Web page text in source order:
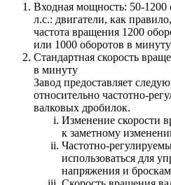
Входная мощность: 50-
л.с.: двигатели, как
частота вращения 1200
или 1000 оборотов в
Стандартная скорость
в минуту
Завод предоставляет
относительно частотно-
валковых дробилок.
Изменение скорости
к заметному
Частотно-
использоваться для
напряжения и